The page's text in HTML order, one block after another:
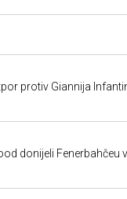
protiv Giannija
donijeli Fenerbahčeu